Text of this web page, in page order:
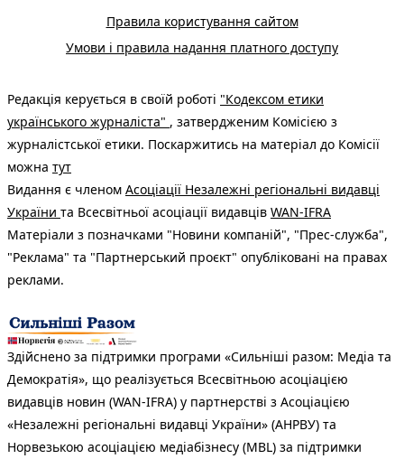
Правила користування сайтом
Умови і правила надання платного доступу
Редакція керується в своїй роботі "Кодексом етики
українського журналіста" , затвердженим Комісією з
журналістської етики. Поскаржитись на матеріал до Комісії
можна тут
Видання є членом Асоціації Незалежні регіональні видавці
України та Всесвітньої асоціації видавців WAN-IFRA
Матеріали з позначками "Новини компаній", "Прес-служба",
"Реклама" та "Партнерський проєкт" опубліковані на правах
реклами.
Здійснено за підтримки програми «Сильніші разом: Медіа та
Демократія», що реалізується Всесвітньою асоціацією
видавців новин (WAN-IFRA) у партнерстві з Асоціацією
«Незалежні регіональні видавці України» (АНРВУ) та
Норвезькою асоціацією медіабізнесу (MBL) за підтримки